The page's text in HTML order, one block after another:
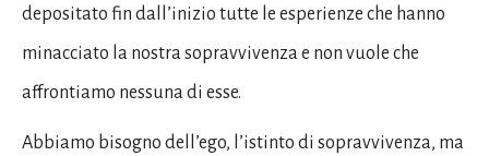
depositato fin dall’inizio tutte le esperienze che hanno
minacciato la nostra sopravvivenza e non vuole che
affrontiamo nessuna di esse.
Abbiamo bisogno dell’ego, l’istinto di sopravvivenza, ma